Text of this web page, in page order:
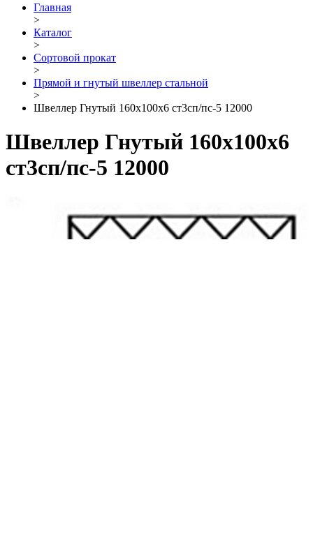
Главная
>
Каталог
>
Сортовой прокат
>
Прямой и гнутый швеллер стальной
>
Швеллер Гнутый 160х100х6 ст3сп/пс-5 12000
Швеллер Гнутый 160х100х6
ст3сп/пс-5 12000